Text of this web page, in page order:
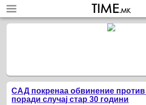
САД покренаа обвинение против
поради случај стар 30 години